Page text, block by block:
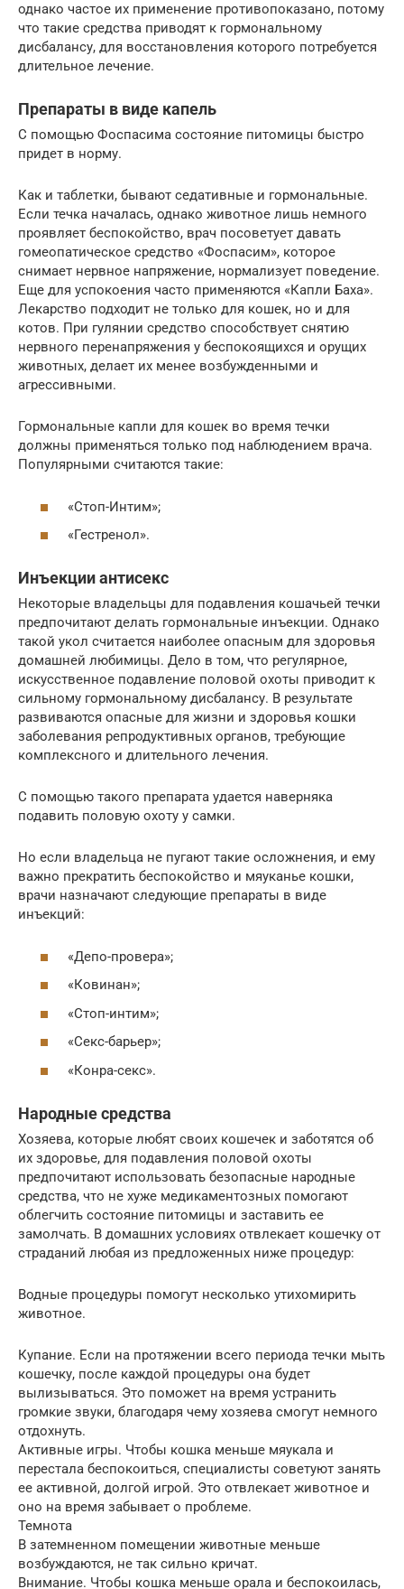
однако частое их применение противопоказано, потому
что такие средства приводят к гормональному
дисбалансу, для восстановления которого потребуется
длительное лечение.
Препараты в виде капель
С помощью Фоспасима состояние питомицы быстро
придет в норму.
Как и таблетки, бывают седативные и гормональные.
Если течка началась, однако животное лишь немного
проявляет беспокойство, врач посоветует давать
гомеопатическое средство «Фоспасим», которое
снимает нервное напряжение, нормализует поведение.
Еще для успокоения часто применяются «Капли Баха».
Лекарство подходит не только для кошек, но и для
котов. При гулянии средство способствует снятию
нервного перенапряжения у беспокоящихся и орущих
животных, делает их менее возбужденными и
агрессивными.
Гормональные капли для кошек во время течки
должны применяться только под наблюдением врача.
Популярными считаются такие:
«Стоп-Интим»;
«Гестренол».
Инъекции антисекс
Некоторые владельцы для подавления кошачьей течки
предпочитают делать гормональные инъекции. Однако
такой укол считается наиболее опасным для здоровья
домашней любимицы. Дело в том, что регулярное,
искусственное подавление половой охоты приводит к
сильному гормональному дисбалансу. В результате
развиваются опасные для жизни и здоровья кошки
заболевания репродуктивных органов, требующие
комплексного и длительного лечения.
С помощью такого препарата удается наверняка
подавить половую охоту у самки.
Но если владельца не пугают такие осложнения, и ему
важно прекратить беспокойство и мяуканье кошки,
врачи назначают следующие препараты в виде
инъекций:
«Депо-провера»;
«Ковинан»;
«Стоп-интим»;
«Секс-барьер»;
«Конра-секс».
Народные средства
Хозяева, которые любят своих кошечек и заботятся об
их здоровье, для подавления половой охоты
предпочитают использовать безопасные народные
средства, что не хуже медикаментозных помогают
облегчить состояние питомицы и заставить ее
замолчать. В домашних условиях отвлекает кошечку от
страданий любая из предложенных ниже процедур:
Водные процедуры помогут несколько утихомирить
животное.
Купание. Если на протяжении всего периода течки мыть
кошечку, после каждой процедуры она будет
вылизываться. Это поможет на время устранить
громкие звуки, благодаря чему хозяева смогут немного
отдохнуть.
Активные игры. Чтобы кошка меньше мяукала и
перестала беспокоиться, специалисты советуют занять
ее активной, долгой игрой. Это отвлекает животное и
оно на время забывает о проблеме.
Темнота
В затемненном помещении животные меньше
возбуждаются, не так сильно кричат.
Внимание. Чтобы кошка меньше орала и беспокоилась,